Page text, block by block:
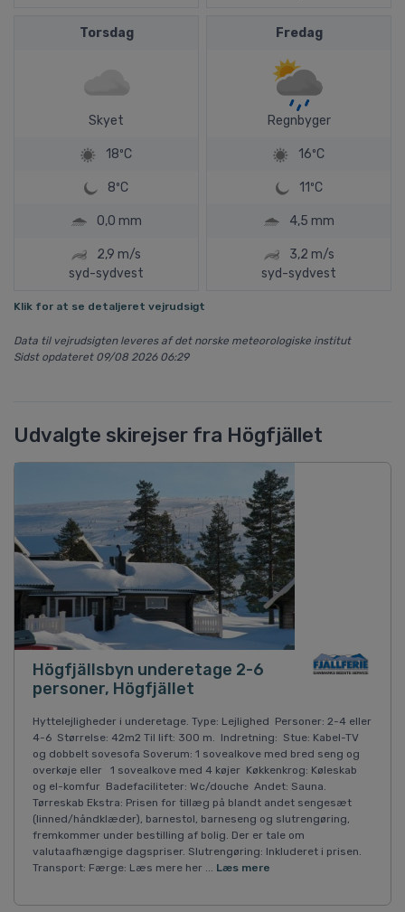
Torsdag
Skyet
18ºC
8ºC
0,0 mm
2,9 m/s
syd-sydvest
Fredag
Regnbyger
16ºC
11ºC
4,5 mm
3,2 m/s
syd-sydvest
Klik for at se detaljeret vejrudsigt
Data til vejrudsigten leveres af det norske meteorologiske institut
Sidst opdateret 09/08 2026 06:29
Udvalgte skirejser fra Högfjället
Högfjällsbyn underetage 2-6
personer, Högfjället
Hyttelejligheder i underetage. Type: Lejlighed Personer: 2-4 eller
4-6 Størrelse: 42m2 Til lift: 300 m. Indretning: Stue: Kabel-TV
og dobbelt sovesofa Soverum: 1 sovealkove med bred seng og
overkøje eller 1 sovealkove med 4 køjer Køkkenkrog: Køleskab
og el-komfur Badefaciliteter: Wc/douche Andet: Sauna.
Tørreskab Ekstra: Prisen for tillæg på blandt andet sengesæt
(linned/håndklæder), barnestol, barneseng og slutrengøring,
fremkommer under bestilling af bolig. Der er tale om
valutaafhængige dagspriser. Slutrengøring: Inkluderet i prisen.
Transport: Færge: Læs mere her ... Læs mere